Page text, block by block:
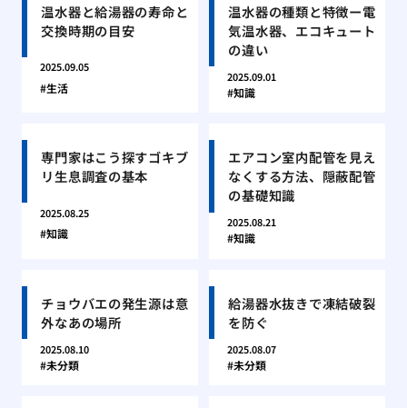
温水器と給湯器の寿命と
交換時期の目安
2025.09.05
生活
温水器の種類と特徴ー電
気温水器、エコキュート
の違い
2025.09.01
知識
専門家はこう探すゴキブ
リ生息調査の基本
2025.08.25
知識
エアコン室内配管を見え
なくする方法、隠蔽配管
の基礎知識
2025.08.21
知識
チョウバエの発生源は意
外なあの場所
2025.08.10
未分類
給湯器水抜きで凍結破裂
を防ぐ
2025.08.07
未分類